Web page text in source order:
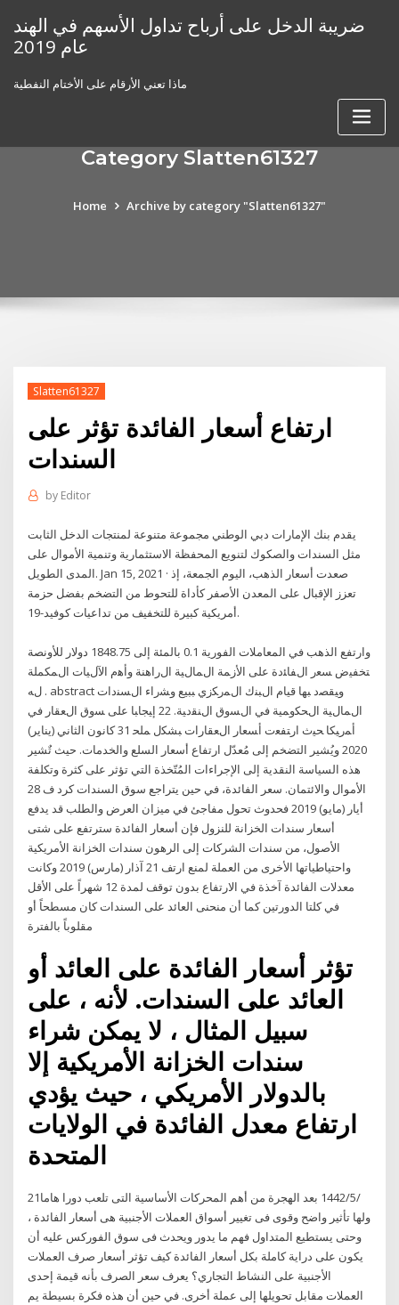
content
ضريبة الدخل على أرباح تداول الأسهم في الهند
عام 2019
ماذا تعني الأرقام على الأختام النفطية
Category Slatten61327
Home Archive by category "Slatten61327"
Slatten61327
ارتفاع أسعار الفائدة تؤثر على
السندات
by Editor
يقدم بنك الإمارات دبي الوطني مجموعة متنوعة لمنتجات الدخل الثابت
مثل السندات والصكوك لتنويع المحفظة الاستثمارية وتنمية الأموال على
المدى الطويل. Jan 15, 2021 · صعدت أسعار الذهب، اليوم الجمعة، إذ
تعزز الإقبال على المعدن الأصفر كأداة للتحوط من التضخم بفضل حزمة
أمريكية كبيرة للتخفيف من تداعيات كوفيد-19.
وارتفع الذهب في المعاملات الفورية 0.1 بالمئة إلى 1848.75 دولار للأونصة
ﺘﺨﻔﻴﺽ ﺴﻌﺭ ﺍﻝﻔﺎﺌﺩﺓ ﻋﻠﻰ ﺍﻷﺯﻤﺔ ﺍﻝﻤﺎﻝﻴﺔ ﺍﻝﺭﺍﻫﻨﺔ ﻭﺃﻫﻡ ﺍﻵﻝﻴﺎﺕ ﺍﻝﻤﻜﻤﻠﺔ
ﻝﻪ . abstract ﻭﻴﻘﺼﺩ ﺒﻬﺎ ﻗﻴﺎﻡ ﺍﻝﺒﻨﻙ ﺍﻝﻤﺭﻜﺯﻱ ﺒﺒﻴﻊ ﻭﺸﺭﺍﺀ ﺍﻝﺴﻨﺩﺍﺕ
ﺍﻝﻤﺎﻝﻴﺔ ﺍﻝﺤﻜﻭﻤﻴﺔ ﻓﻲ ﺍﻝﺴﻭﻕ ﺍﻝﻨﻘﺩﻴﺔ. 22 ﺇﻴﺠﺎﺒﺎ ﻋﻠﻰ ﺴﻭﻕ ﺍﻝﻌﻘﺎﺭ ﻓﻲ
ﺃﻤﺭﻴﻜﺎ ﺤﻴﺙ ﺍﺭﺘﻔﻌﺕ ﺃﺴﻌﺎﺭ ﺍﻝﻌﻘﺎﺭﺍﺕ ﺒﺸﻜل ﻤﻠﺤ 31 كانون الثاني (يناير)
2020 ويُشير التضخم إلى مُعدّل ارتفاع أسعار السلع والخدمات. حيث تٌشير
هذه السياسة النقدية إلى الإجراءات المُتّخذة التي تؤثر على كثرة وتكلفة
الأموال والائتمان. سعر الفائدة، في حين يتراجع سوق السندات كرد ف 28
أيار (مايو) 2019 فحدوث تحول مفاجئ في ميزان العرض والطلب قد يدفع
أسعار سندات الخزانة للنزول فإن أسعار الفائدة سترتفع على شتى
الأصول، من سندات الشركات إلى الرهون سندات الخزانة الأمريكية
واحتياطياتها الأخرى من العملة لمنع ارتف 21 آذار (مارس) 2019 وكانت
معدلات الفائدة آخذة في الارتفاع بدون توقف لمدة 12 شهراً على الأقل
في كلتا الدورتين كما أن منحنى العائد على السندات كان مسطحاً أو
تؤثر أسعار الفائدة على العائد أو
العائد على السندات. لأنه ، على
سبيل المثال ، لا يمكن شراء
سندات الخزانة الأمريكية إلا
بالدولار الأمريكي ، حيث يؤدي
ارتفاع معدل الفائدة في الولايات
المتحدة
21‏‏/5‏‏/1442 بعد الهجرة من أهم المحركات الأساسية التى تلعب دورا هاما
ولها تأثير واضح وقوى فى تغيير أسواق العملات الأجنبية هى أسعار الفائدة ،
وحتى يستطيع المتداول فهم ما يدور ويحدث فى سوق الفوركس عليه أن
يكون على دراية كاملة بكل أسعار الفائدة كيف تؤثر أسعار صرف العملات
الأجنبية على النشاط التجاري؟ يعرف سعر الصرف بأنه قيمة إحدى
العملات مقابل تحويلها إلى عملة أخرى. في حين أن هذه فكرة بسيطة يم